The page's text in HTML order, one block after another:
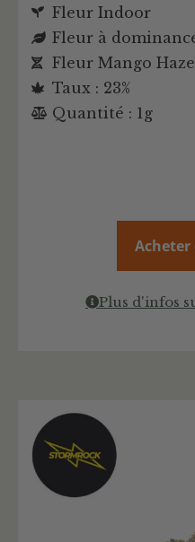
Fleur Indoor
Fleur à
Fleur Mango Haze
Taux : 23%
Quantité : 1g
Plus d'infos